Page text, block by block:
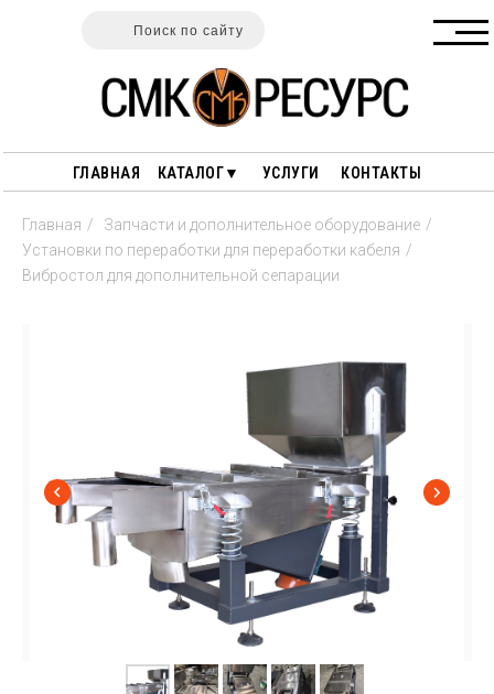
КАТАЛОГ▼
ГЛАВНАЯ
ПЕРЕРАБОТКА РЕЗИНЫ
ПЕРЕРАБОТКА ПЛАСТИКА
СТАНКИ ДЛЯ РАЗДЕЛКИ
КАБЕЛЯ
УСЛУГИ
ОПЛАТА И ДОСТАВКА
КОНТАКТЫ
ПОЛЕЗНЫЕ СТАТЬИ
Поиск по сайту
Главная / Запчасти и дополнительное оборудование /
Установки по переработки для переработки кабеля /
Вибростол для дополнительной сепарации